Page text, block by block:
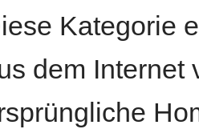
Kategorie
dem Internet